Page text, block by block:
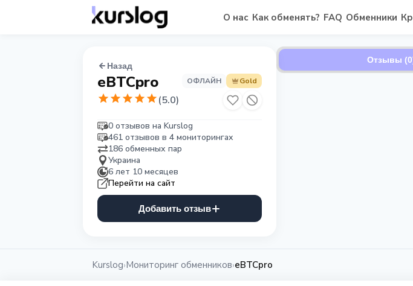
О нас Как обменять? FAQ Обменники
Назад
eBTCpro ОФЛАЙН Gold
(5.0)
0 отзывов на Kurslog
461 отзывов в 4 мониторингах
186 обменных пар
Украина
6 лет 10 месяцев
Перейти на сайт
Добавить отзыв
Отзывы
Kurslog›Мониторинг обменников›eBTCpro